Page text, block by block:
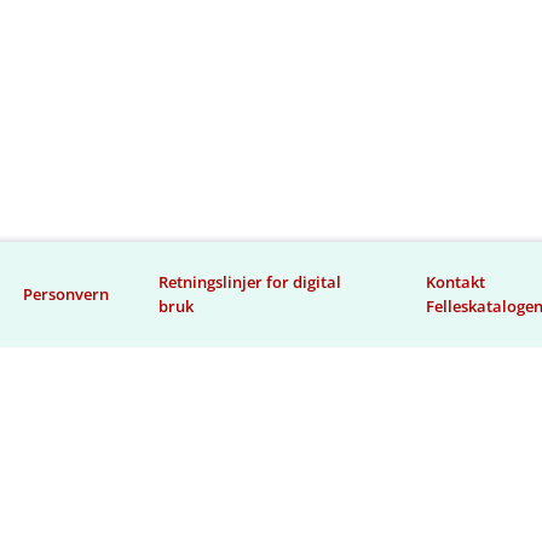
Personvern
Retningslinjer for digital
bruk
Kontakt
Felleskatalogen